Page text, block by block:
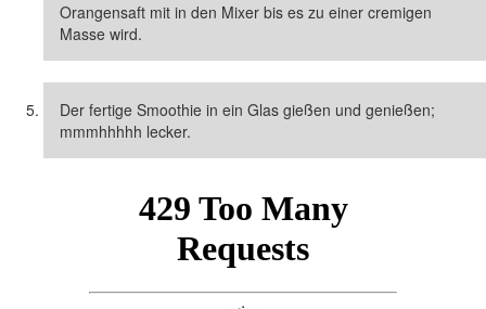
Orangensaft mit in den Mixer bis es zu einer cremigen
Masse wird.
Der fertige Smoothie in ein Glas gießen und genießen;
mmmhhhhh lecker.